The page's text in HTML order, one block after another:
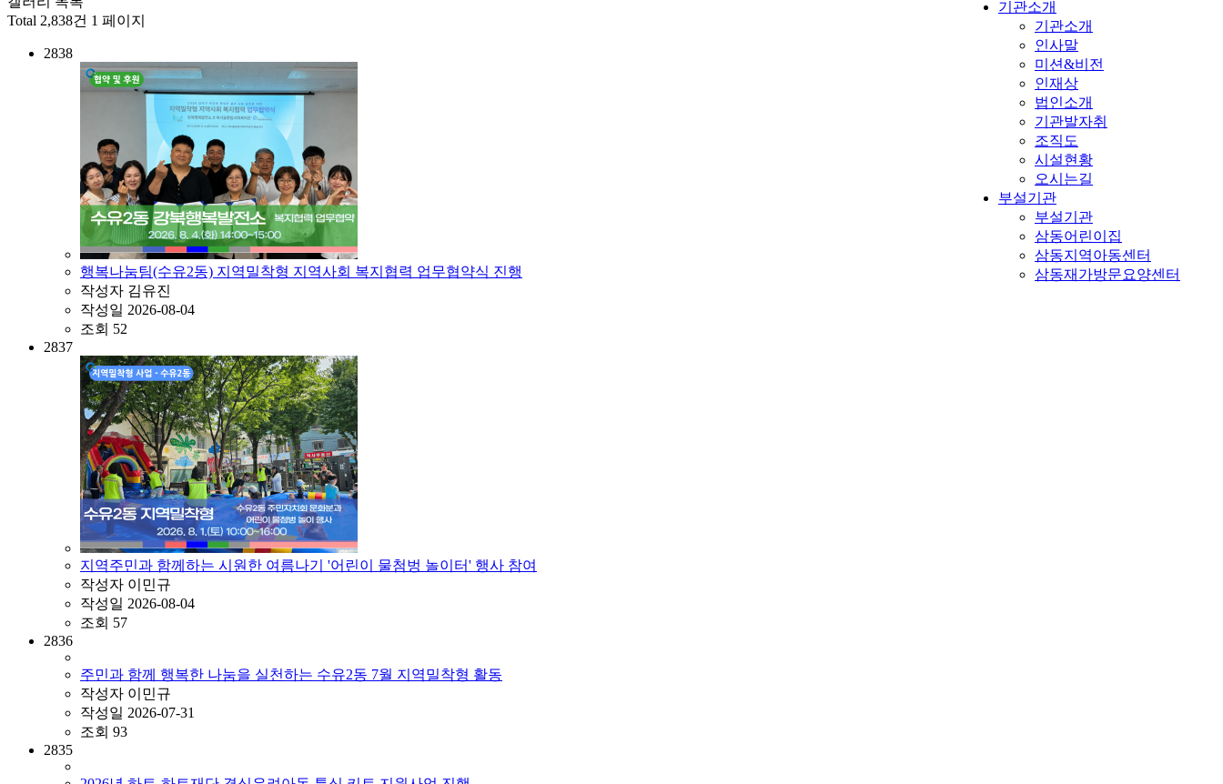
기관소개
기관소개
인사말
미션&비전
인재상
법인소개
기관발자취
조직도
시설현황
오시는길
부설기관
부설기관
삼동어린이집
삼동지역아동센터
삼동재가방문요양센터
Total 2,838건 1 페이지
2838
행복나눔팀(수유2동) 지역밀착형 지역사회 복지협력 업무협약식 진행
작성자 김유진
작성일 2026-08-04
조회 52
2837
지역주민과 함께하는 시원한 여름나기 '어린이 물첨벙 놀이터' 행사 참여
작성자 이민규
작성일 2026-08-04
조회 57
2836
주민과 함께 행복한 나눔을 실천하는 수유2동 7월 지역밀착형 활동
작성자 이민규
작성일 2026-07-31
조회 93
2835